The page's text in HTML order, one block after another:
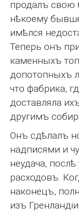
продалъ свою
нѣкоему
имѣлся
Теперь онъ
каменныхъ
допотопныхъ
что фабрика,
доставляла
другимъ
Онъ сдѣлалъ
надписями и
неудача,
расходовъ.
наконецъ,
изъ